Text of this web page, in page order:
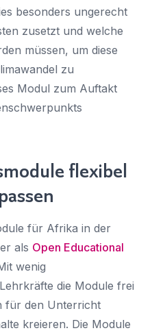
besonders ungerecht
zusetzt und welche
müssen, um diese
zu
Modul zum Auftakt
flexibel
für Afrika in der
als Open Educational
wenig
die Module frei
für den Unterricht
kreieren. Die Module
gesendet.
ein Konto?